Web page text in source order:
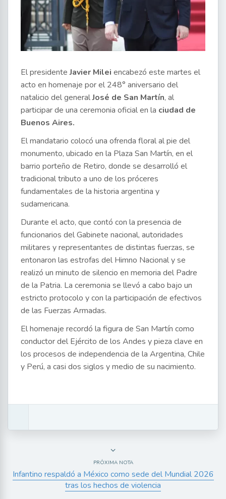
El presidenteJavier Milei encabezó este martes el
acto en homenaje por el 248° aniversario del
natalicio del generalJosé de San Martín, al
participar de una ceremonia oficial en la ciudad de
Buenos Aires.
El mandatario colocó una ofrenda floral al pie del
monumento, ubicado en la Plaza San Martín, en el
barrio porteño de Retiro, donde se desarrolló el
tradicional tributo a uno de los próceres
fundamentales de la historia argentina y
sudamericana.
Durante el acto, que contó con la presencia de
funcionarios del Gabinete nacional, autoridades
militares y representantes de distintas fuerzas, se
entonaron las estrofas del Himno Nacional y se
realizó un minuto de silencio en memoria del Padre
de la Patria. La ceremonia se llevó a cabo bajo un
estricto protocolo y con la participación de efectivos
de las Fuerzas Armadas.
El homenaje recordó la figura de San Martín como
conductor del Ejército de los Andes y pieza clave en
los procesos de independencia de la Argentina, Chile
y Perú, a casi dos siglos y medio de su nacimiento.
PRÓXIMA NOTA
Infantino respaldó a México como sede del Mundial 2026
tras los hechos de violencia